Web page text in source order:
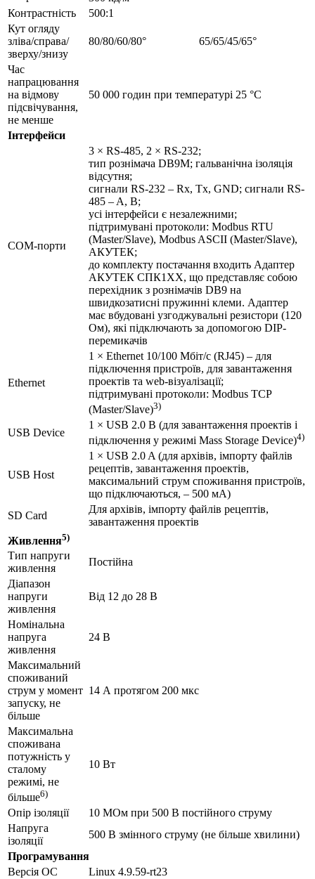
Контрастність
500:1
Кут огляду
зліва/справа/
зверху/знизу
80/80/60/80° 65/65/45/65°
Час
напрацювання
на відмову
підсвічування,
не менше
50 000 годин при температурі 25 °C
Інтерфейси
COM-порти
3 × RS-485, 2 × RS-232;
тип рознімача DB9M; гальванічна ізоляція
відсутня;
сигнали RS-232 – Rx, Tx, GND; сигнали RS-
485 – A, B;
усі інтерфейси є незалежними;
підтримувані протоколи: Modbus RTU
(Master/Slave), Modbus ASCII (Master/Slave),
АКУТЕК;
до комплекту постачання входить Адаптер
АКУТЕК СПК1ХХ, що представляє собою
перехідник з рознімачів DB9 на
швидкозатисні пружинні клеми. Адаптер
має вбудовані узгоджувальні резистори (120
Ом), які підключають за допомогою DIP-
перемикачів
Ethernet
1 × Ethernet 10/100 Мбіт/c (RJ45) – для
підключення пристроїв, для завантаження
проектів та web-візуалізації;
підтримувані протоколи: Modbus TCP
(Master/Slave)3)
USB Device
1 × USB 2.0 B (для завантаження проектів і
підключення у режимі Mass Storage Device)4)
USB Host
1 × USB 2.0 A (для архівів, імпорту файлів
рецептів, завантаження проектів,
максимальний струм споживання пристроїв,
що підключаються, – 500 мА)
SD Card
Для архівів, імпорту файлів рецептів,
завантаження проектів
Живлення5)
Тип напруги
живлення
Постійна
Діапазон
напруги
живлення
Від 12 до 28 В
Номінальна
напруга
живлення
24 В
Максимальний
споживаний
струм у момент
запуску, не
більше
14 А протягом 200 мкс
Максимальна
споживана
потужність у
сталому
режимі, не
більше6)
10 Вт
Опір ізоляції
10 МОм при 500 В постійного струму
Напруга
ізоляції
500 В змінного струму (не більше хвилини)
Програмування
Версія ОС
Linux 4.9.59-rt23